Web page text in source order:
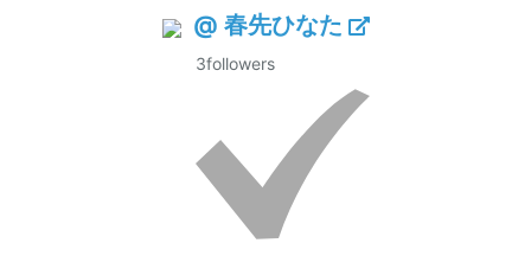
@ 春先ひなた
3followers